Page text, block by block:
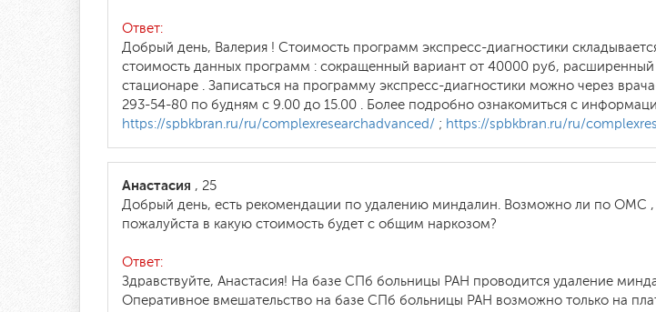
Ответ:
Добрый день, Валерия ! Стоимость программ экспресс-диагностики
стоимость данных программ : сокращенный вариант от 40000 руб,
стационаре . Записаться на программу экспресс-диагностики можно через
293-54-80 по будням с 9.00 до 15.00 . Более подробно ознакомиться с
https://spbkbran.ru/ru/complexresearchadvanced/ ; https://spbkbran.ru/ru/
Анастасия , 25
Добрый день, есть рекомендации по удалению миндалин. Возможно ли по ОМС ,
пожалуйста в какую стоимость будет с общим наркозом?
Ответ:
Здравствуйте, Анастасия! На базе СПб больницы РАН проводится удаление
Оперативное вмешательство на базе СПб больницы РАН возможно только на